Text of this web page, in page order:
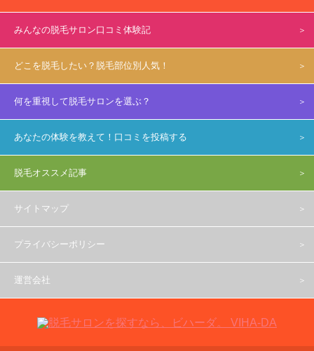
みんなの脱毛サロン口コミ体験記
どこを脱毛したい？脱毛部位別人気！
何を重視して脱毛サロンを選ぶ？
あなたの体験を教えて！口コミを投稿する
脱毛オススメ記事
サイトマップ
プライバシーポリシー
運営会社